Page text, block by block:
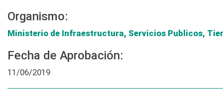
Organismo:
Ministerio de Infraestructura, Servicios Publicos,
Fecha de Aprobación:
11/06/2019